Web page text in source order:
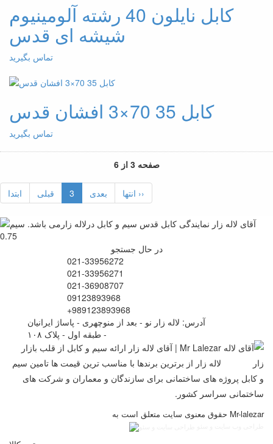
کابل نایلون 40 رشته آلومینیوم
شیشه ای قدس
تماس بگیرید
کابل 35 70×3 افشان قدس
تماس بگیرید
صفحه 3 از 6
ابتدا قبلی 3 بعدی انتها ››
در حال جستجو
021-33956272
021-33956271
021-36908707
09123893968
+989123893968
آدرس: لاله زار نو - بعد از منوچهری - پاساژ ایرانیان
- طبقه اول - پلاک ۱۰۸
Mr Lalezar | آقای لاله زار ارائه سیم و کابل از قلب بازار
لاله زار از برترین برندها با مناسب ترین قیمت ها تامین سیم
و کابل پروژه های ساختمانی برای سازندگان و معماران و شرکت های
ساختمانی سراسر کشور.
حقوق معنوی سایت متعلق است به Mr-lalezar